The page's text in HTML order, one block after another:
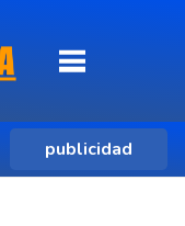
publicidad